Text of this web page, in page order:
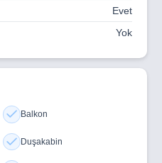
Evet
Yok
Balkon
Duşakabin